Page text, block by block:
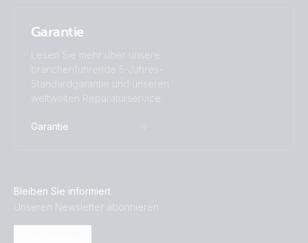
Garantie
Lesen Sie mehr über unsere
branchenführende 5-Jahres-
Standardgarantie und unseren
weltweiten Reparaturservice.
Garantie
Bleiben Sie informiert
Unseren Newsletter abonnieren